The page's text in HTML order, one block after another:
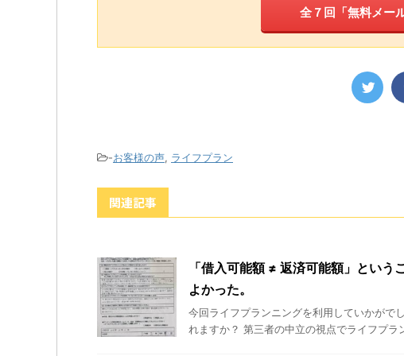
全７回「無料メー
-お客様の声, ライフプラン
関連記事
「借入可能額 ≠ 返済可能額」とい
よかった。
今回ライフプランニングを利用していかがで
れますか？ 第三者の中立の視点でライフプ